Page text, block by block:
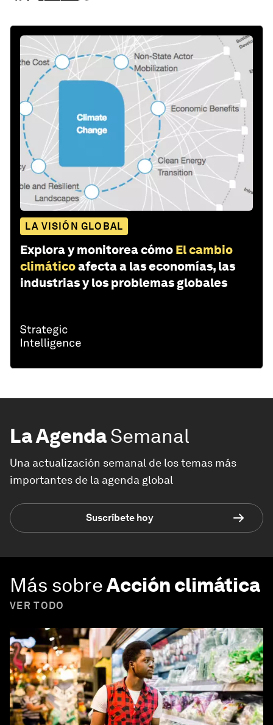
LA VISIÓN GLOBAL
Explora y monitorea cómo El cambio
climáticoafecta a las economías, las
industrias y los problemas globales
La AgendaSemanal
Una actualización semanal de los temas más
importantes de la agenda global
Suscríbete hoy
Más sobreAcción climática
VER TODO